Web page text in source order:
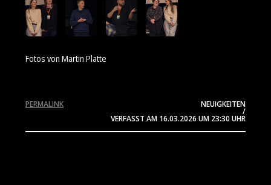
Fotos von Martin Platte
NEUIGKEITEN
/
VERFASST AM 16.03.2026 UM 23:30 UHR
PERMALINK